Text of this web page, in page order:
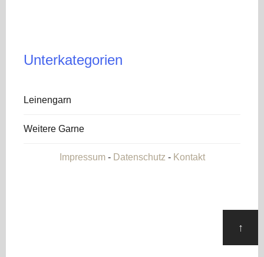
Unterkategorien
Leinengarn
Weitere Garne
Impressum- Datenschutz - Kontakt
↑